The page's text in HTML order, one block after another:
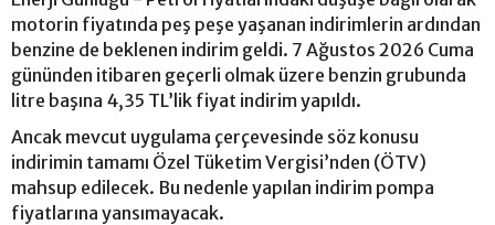
motorin fiyatında peş peşe yaşanan indirimlerin ardından
benzine de beklenen indirim geldi. 7 Ağustos 2026 Cuma
gününden itibaren geçerli olmak üzere benzin grubunda
litre başına 4,35 TL’lik fiyat indirim yapıldı.
Ancak mevcut uygulama çerçevesinde söz konusu
indirimin tamamı Özel Tüketim Vergisi’nden (ÖTV)
mahsup edilecek. Bu nedenle yapılan indirim pompa
fiyatlarına yansımayacak.